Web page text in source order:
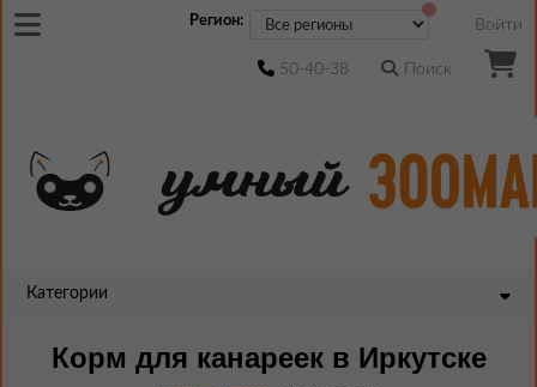
Регион: Войти
50-40-38 Поиск
Категории
Корм для канареек в Иркутске